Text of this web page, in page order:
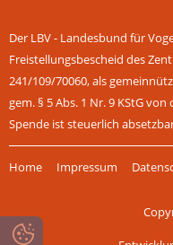
Der LBV - Landesbund für
Freistellungsbescheid des
241/109/70060, als
gem. § 5 Abs. 1 Nr. 9 KStG
Spende ist steuerlich
überspringen
Home Impressum